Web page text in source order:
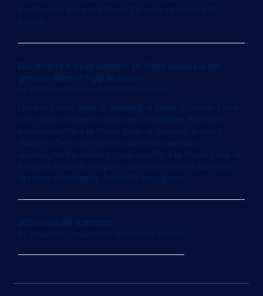
matrimonio indiano a Borgo Egnazia mi diedero 18
Elio: «Dante e il suo autismo. Lo Stato lascia soli noi
genitori. Ridere? Oggi fa paura»
Walter Veltroni on 13/05/2024 at 06:03
Elio e le Storie Tese, la famiglia, la band. «Dopo la Terra
dei Cachi a Sanremo aprirono un'indagine. Fui molto
orgoglioso»Elio e le Storie Tese, la famiglia, la band.
«Dopo la Terra dei Cachi a Sanremo aprirono
un'indagine. Fui molto orgoglioso»Elio e le Storie Tese, la
famiglia, la band. «Dopo la Terra dei Cachi a Sanremo
aprirono un'indagine. Fui molto orgoglioso»
201. La via del tramonto
on 13/05/2024 at 06:03